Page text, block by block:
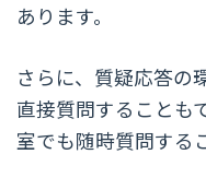
あります。
さらに、質疑応答の
直接質問することも
室でも随時質問する